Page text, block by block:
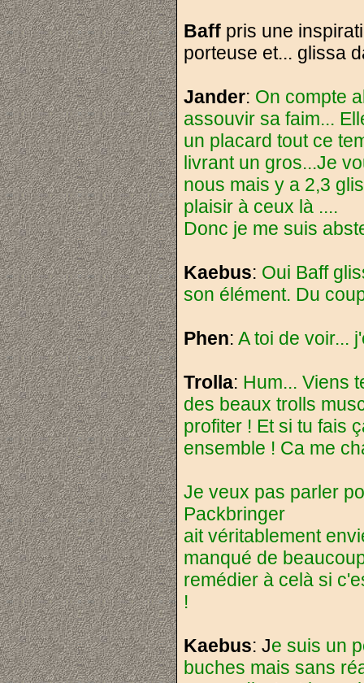
Baff pris une
porteuse et... glissa
Jander: On compte
assouvir sa faim...
un placard tout ce
livrant un gros...Je
nous mais y a 2,3
plaisir à ceux là ....
Donc je me suis
Kaebus: Oui Baff
son élément. Du
Phen: A toi de voir...
Trolla: Hum... Viens
des beaux trolls
profiter ! Et si tu fais
ensemble ! Ca me
Je veux pas parler
Packbringer
ait véritablement
manqué de
remédier à celà si
!
Kaebus: Je suis un
buches mais sans